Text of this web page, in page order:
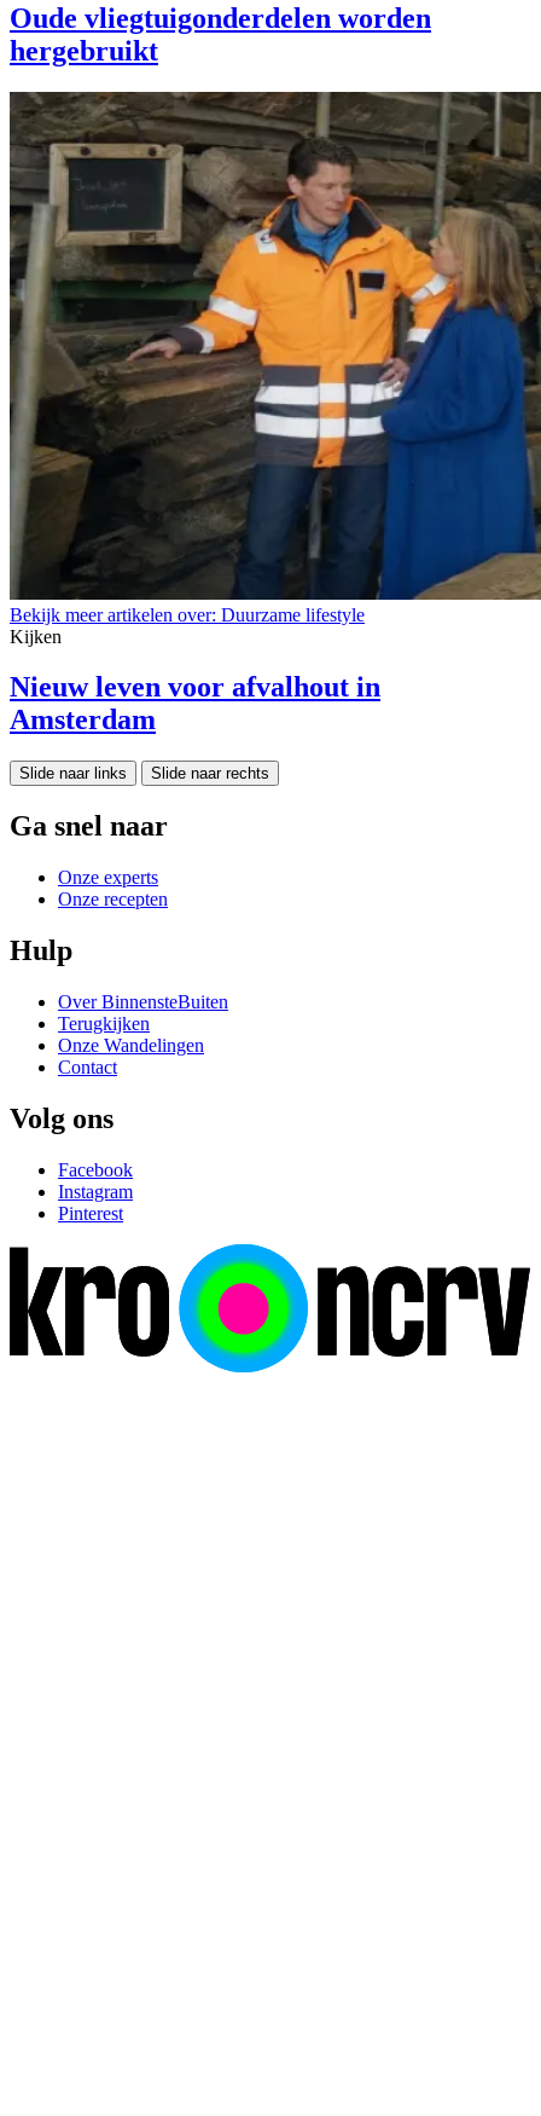
Oude vliegtuigonderdelen worden
hergebruikt
Bekijk meer artikelen over: Duurzame lifestyle
Kijken
Nieuw leven voor afvalhout in
Amsterdam
Slide naar links Slide naar rechts
Ga snel naar
Onze experts
Onze recepten
Hulp
Over BinnensteBuiten
Terugkijken
Onze Wandelingen
Contact
Volg ons
Facebook
Instagram
Pinterest